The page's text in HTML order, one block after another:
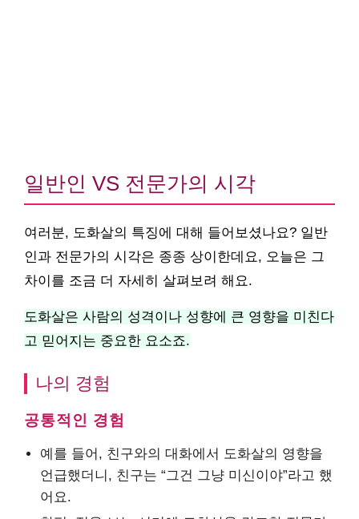
일반인 VS 전문가의 시각
여러분, 도화살의 특징에 대해 들어보셨나요? 일반
인과 전문가의 시각은 종종 상이한데요, 오늘은 그
차이를 조금 더 자세히 살펴보려 해요.
도화살은 사람의 성격이나 성향에 큰 영향을 미친다
고 믿어지는 중요한 요소죠.
나의 경험
공통적인 경험
예를 들어, 친구와의 대화에서 도화살의 영향을
언급했더니, 친구는 “그건 그냥 미신이야”라고 했
어요.